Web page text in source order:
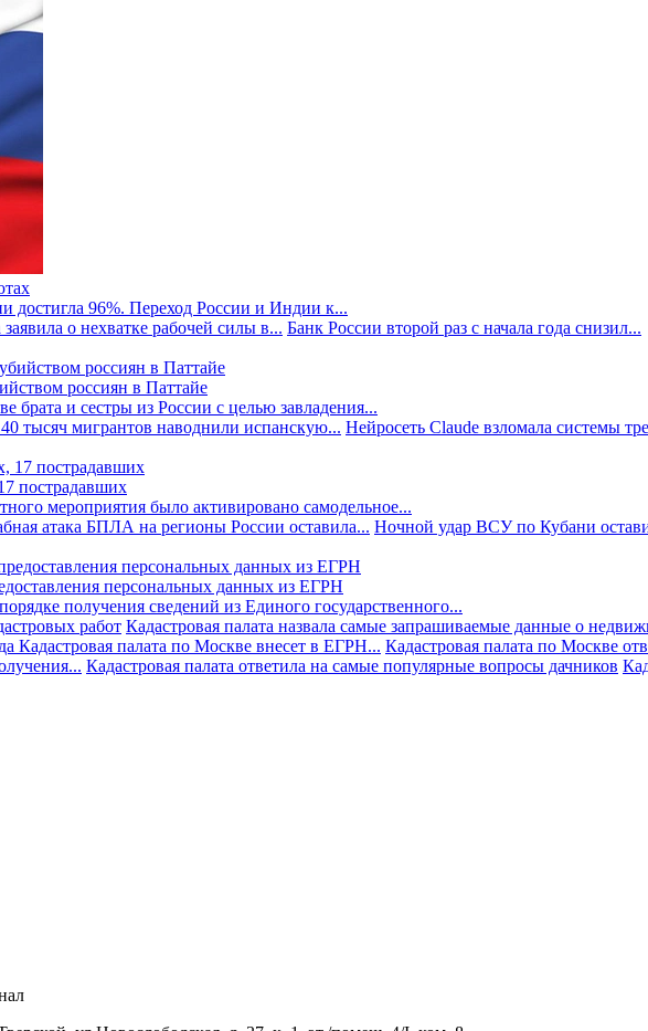
достигла 96%. Переход России и Индии к...
о нехватке рабочей силы в... Банк России второй раз с начала года снизил...
россиян в Паттайе
брата и сестры из России с целью завладения...
тысяч мигрантов наводнили испанскую... Нейросеть Claude взломала системы
пострадавших
мероприятия было активировано самодельное...
атака БПЛА на регионы России оставила... Ночной удар ВСУ по Кубани
персональных данных из ЕГРН
получения сведений из Единого государственного...
работ Кадастровая палата назвала самые запрашиваемые данные о
Кадастровая палата по Москве внесет в ЕГРН... Кадастровая палата по Москве
Кадастровая палата ответила на самые популярные вопросы дачников